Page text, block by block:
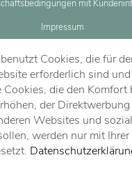
mit
Impressum
Cookies, die für
erforderlich sind
Cookies, die den Komfort
der
Websites und
werden nur mit